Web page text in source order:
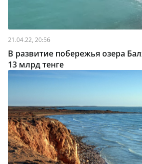
21.04.22, 20:56
В развитие побережья озера
13 млрд тенге